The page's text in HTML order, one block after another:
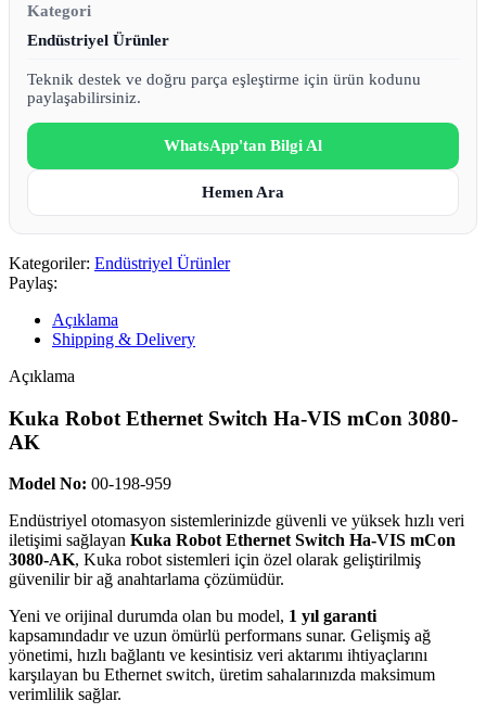
Kategori
Endüstriyel Ürünler
Teknik destek ve doğru parça eşleştirme için ürün kodunu
paylaşabilirsiniz.
WhatsApp'tan Bilgi Al
Hemen Ara
Kategoriler: Endüstriyel Ürünler
Paylaş:
Açıklama
Shipping & Delivery
Açıklama
Kuka Robot Ethernet Switch Ha-VIS mCon 3080-
AK
Model No: 00-198-959
Endüstriyel otomasyon sistemlerinizde güvenli ve yüksek hızlı veri
iletişimi sağlayan Kuka Robot Ethernet Switch Ha-VIS mCon
3080-AK, Kuka robot sistemleri için özel olarak geliştirilmiş
güvenilir bir ağ anahtarlama çözümüdür.
Yeni ve orijinal durumda olan bu model, 1 yıl garanti
kapsamındadır ve uzun ömürlü performans sunar. Gelişmiş ağ
yönetimi, hızlı bağlantı ve kesintisiz veri aktarımı ihtiyaçlarını
karşılayan bu Ethernet switch, üretim sahalarınızda maksimum
verimlilik sağlar.